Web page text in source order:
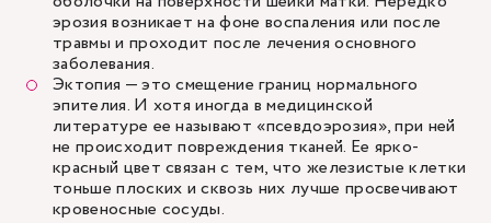
эрозия возникает на фоне воспаления или после
травмы и проходит после лечения основного
заболевания.
Эктопия — это смещение границ нормального
эпителия. И хотя иногда в медицинской
литературе ее называют «псевдоэрозия», при ней
не происходит повреждения тканей. Ее ярко-
красный цвет связан с тем, что железистые клетки
тоньше плоских и сквозь них лучше просвечивают
кровеносные сосуды.